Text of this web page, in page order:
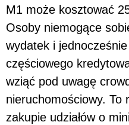
M1 może kosztować
Osoby niemogące
wydatek i
częściowego
wziąć pod uwagę
nieruchomościowy. To
zakupie udziałów o